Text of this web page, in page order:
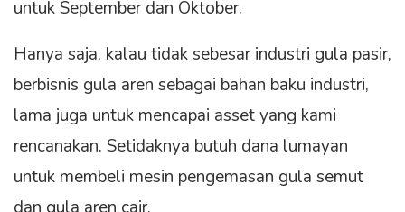
untuk September dan Oktober.
Hanya saja, kalau tidak sebesar industri gula pasir,
berbisnis gula aren sebagai bahan baku industri,
lama juga untuk mencapai asset yang kami
rencanakan. Setidaknya butuh dana lumayan
untuk membeli mesin pengemasan gula semut
dan gula aren cair.